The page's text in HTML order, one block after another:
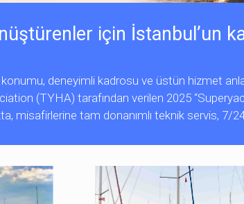
için İstanbul’un
deneyimli kadrosu ve üstün hizmet
(TYHA) tarafından verilen 2025
misafirlerine tam donanımlı teknik servis, 7/